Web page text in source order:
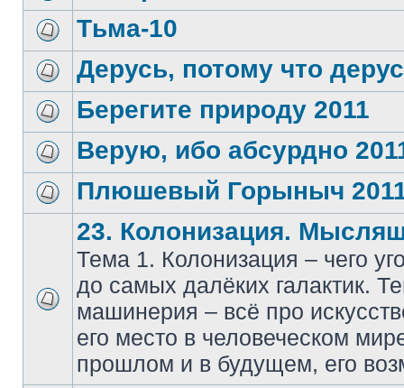
Тьма-10
Дерусь, потому что
Берегите природу 2011
Верую, ибо абсурдно
Плюшевый Горыныч
23. Колонизация.
Тема 1. Колонизация – чего
до самых далёких галактик.
машинерия – всё про
его место в человеческом
прошлом и в будущем, его